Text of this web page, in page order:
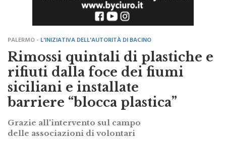
PALERMO -L'INIZIATIVA DELL'AUTORITÀ DI BACINO
Rimossi quintali di plastiche e
rifiuti dalla foce dei fiumi
siciliani e installate
barriere “blocca plastica”
Grazie all'intervento sul campo
delle associazioni di volontari